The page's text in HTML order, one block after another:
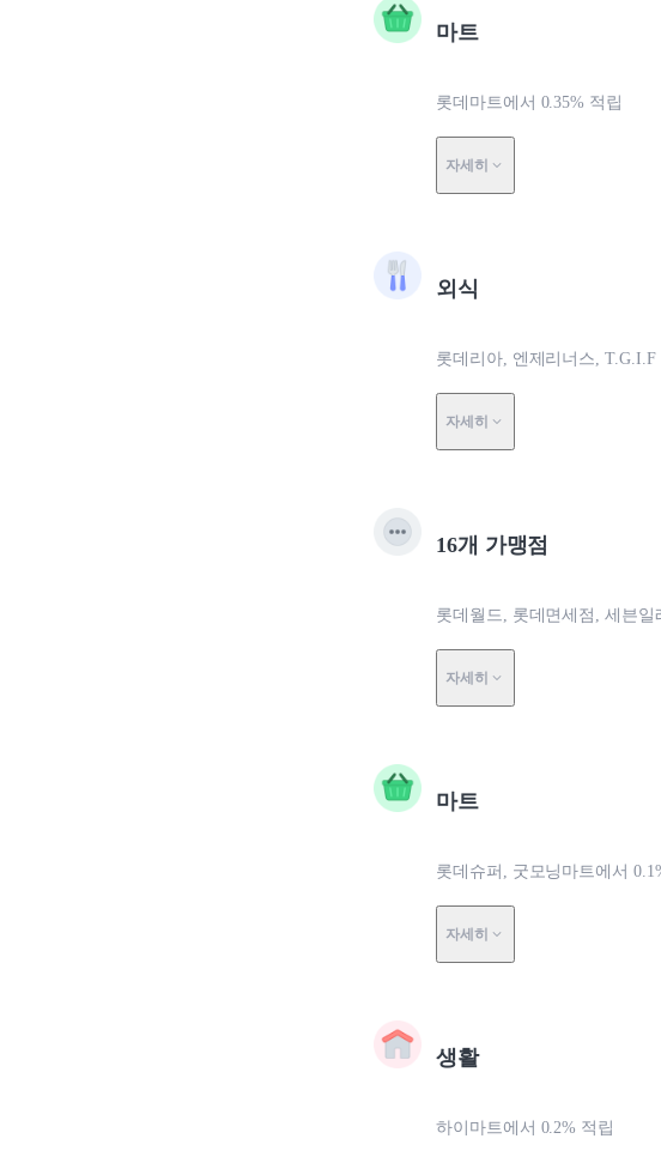
마트
롯데마트에서 0.35% 적립
자세히
외식
롯데리아, 엔제리너스,
자세히
16개 가맹점
롯데월드, 롯데면세점, 세븐일
자세히
마트
롯데슈퍼, 굿모닝마트에서
자세히
생활
하이마트에서 0.2% 적립